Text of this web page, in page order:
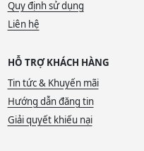
Quy định sử dụng
Liên hệ
HỖ TRỢ KHÁCH HÀNG
Tin tức & Khuyến mãi
Hướng dẫn đăng tin
Giải quyết khiếu nại